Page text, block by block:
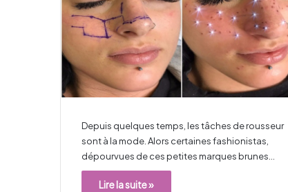
Depuis quelques temps, les tâches de rousseur
sont à la mode. Alors certaines fashionistas,
dépourvues de ces petites marques brunes…
Lire la suite »